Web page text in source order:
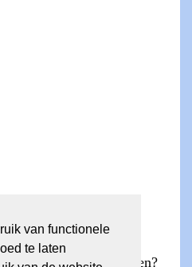
van functionele
te laten
ledenpagina aanvragen?